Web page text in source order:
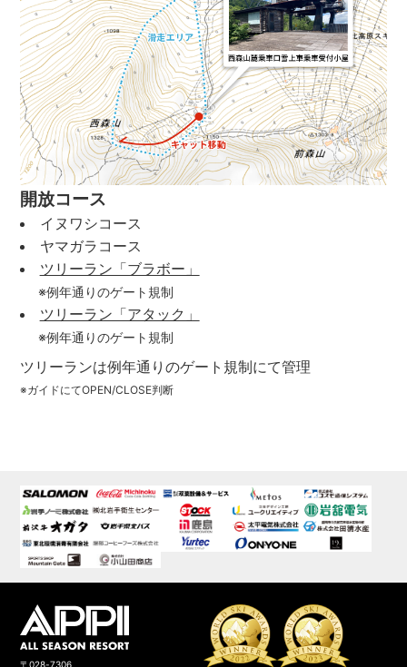
開放コース
イヌワシコース
ヤマガラコース
ツリーラン「ブラボー」
※例年通りのゲート規制
ツリーラン「アタック」
※例年通りのゲート規制
ツリーランは例年通りのゲート規制にて管理
※ガイドにてOPEN/CLOSE判断
〒028-7306